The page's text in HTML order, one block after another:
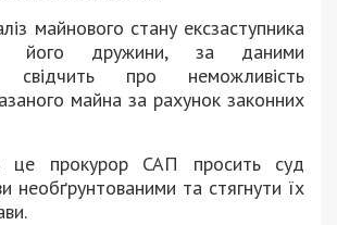
майнового стану ексзаступника
його дружини, за даними
свідчить про неможливість
майна за рахунок законних
це прокурор САП просить суд
необґрунтованими та стягнути їх